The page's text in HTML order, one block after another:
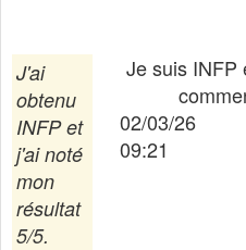
J'ai
obtenu
INFPet
j'ai noté
mon
résultat
5/5.
Je suis INFP
02/03/26
09:21